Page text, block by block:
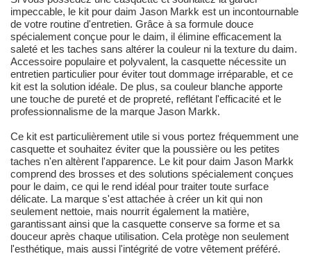
impeccable, le kit pour daim Jason Markk est un incontournable
de votre routine d'entretien. Grâce à sa formule douce
spécialement conçue pour le daim, il élimine efficacement la
saleté et les taches sans altérer la couleur ni la texture du daim.
Accessoire populaire et polyvalent, la casquette nécessite un
entretien particulier pour éviter tout dommage irréparable, et ce
kit est la solution idéale. De plus, sa couleur blanche apporte
une touche de pureté et de propreté, reflétant l'efficacité et le
professionnalisme de la marque Jason Markk.
Ce kit est particulièrement utile si vous portez fréquemment une
casquette et souhaitez éviter que la poussière ou les petites
taches n'en altèrent l'apparence. Le kit pour daim Jason Markk
comprend des brosses et des solutions spécialement conçues
pour le daim, ce qui le rend idéal pour traiter toute surface
délicate. La marque s'est attachée à créer un kit qui non
seulement nettoie, mais nourrit également la matière,
garantissant ainsi que la casquette conserve sa forme et sa
douceur après chaque utilisation. Cela protège non seulement
l'esthétique, mais aussi l'intégrité de votre vêtement préféré.